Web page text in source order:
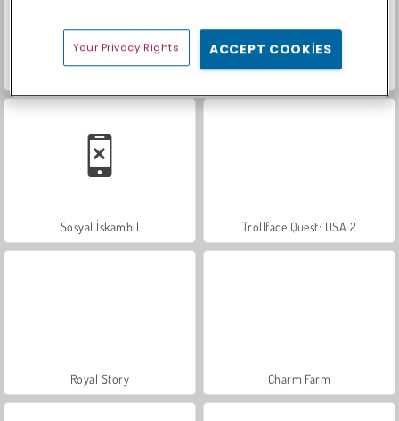
Farm Merge Valley
Sosyal İskambil Trollface Quest: USA 2
Royal Story Charm Farm
Your Privacy Rights ACCEPT COOKIES